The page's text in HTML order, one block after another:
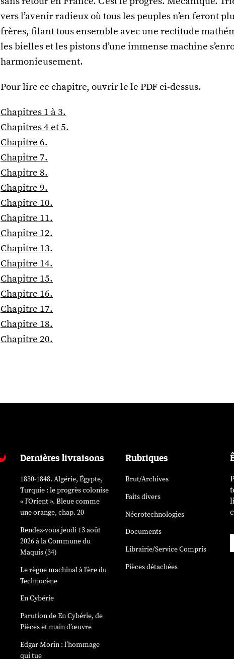
vers l’avenir radieux où tous les peuples n’en feront
frères, filant tous ensemble avec une rectitude
les bielles et les pistons d’une immense machine
harmonieusement.
Pour lire ce chapitre, ouvrir le le PDF ci-dessus.
Chapitres 1 à 3.
Chapitres 4 et 5.
Chapitre 6.
Chapitre 7.
Chapitre 8.
Chapitre 9.
Chapitre 10.
Chapitre 11.
Chapitre 12.
Chapitre 13.
Chapitre 14.
Chapitre 15.
Chapitre 16.
Chapitre 17.
Chapitre 18.
Chapitre 20.
Dernières livraisons
1830-1848. Algérie, Égypte,
Turquie : le progrès colonise
« l’Orient ». Bleue comme
une orange, chap. 20
Rendez-vous jeudi 13 août
2026 à la Commune du
Maquis (34)
Le règne machinal à l’ère du
Technocène
En Cybérie
Parution deEn Cybérie, de
Pièces et main d’œuvre
Edgar Morin : l’hommage
qui tue
Rubriques
Brut/Archives
Faits divers
Nécrotechnologies
Documents
Librairie/Service Compris
Pièces détachées